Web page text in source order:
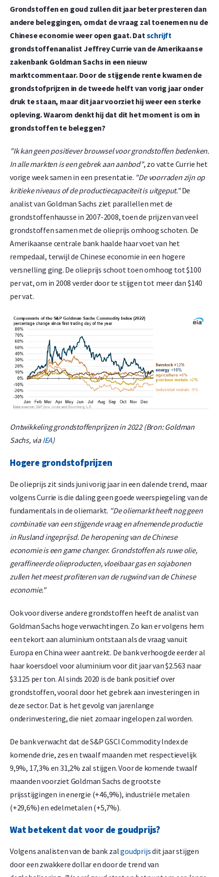
Grondstoffen en goud zullen dit jaar beter presteren dan
andere beleggingen, omdat de vraag zal toenemen nu de
Chinese economie weer open gaat. Datschrijft
grondstoffenanalist Jeffrey Currie van de Amerikaanse
zakenbank Goldman Sachs in een nieuw
marktcommentaar. Door de stijgende rente kwamen de
grondstofprijzen in de tweede helft van vorig jaar onder
druk te staan, maar dit jaar voorziet hij weer een sterke
opleving. Waarom denkt hij dat dit het moment is om in
grondstoffen te beleggen?
"Ik kan geen positiever brouwsel voor grondstoffen bedenken.
In alle markten is een gebrek aan aanbod", zo vatte Currie het
vorige week samen in een presentatie. "De voorraden zijn op
kritieke niveaus of de productiecapaciteit is uitgeput."De
analist van Goldman Sachs ziet parallellen met de
grondstoffenhausse in 2007-2008, toen de prijzen van veel
grondstoffen samen met de olieprijs omhoog schoten. De
Amerikaanse centrale bank haalde haar voet van het
rempedaal, terwijl de Chinese economie in een hogere
versnelling ging. De olieprijs schoot toen omhoog tot $100
per vat, om in 2008 verder door te stijgen tot meer dan $140
per vat.
Ontwikkeling grondstoffenprijzen in 2022 (Bron: Goldman
Sachs, viaIEA)
Hogere grondstofprijzen
De olieprijs zit sinds juni vorig jaar in een dalende trend, maar
volgens Currie is die daling geen goede weerspiegeling van de
fundamentals in de oliemarkt. "De oliemarkt heeft nog geen
combinatie van een stijgende vraag en afnemende productie
in Rusland ingeprijsd. De heropening van de Chinese
economie is een game changer. Grondstoffen als ruwe olie,
geraffineerde olieproducten, vloeibaar gas en sojabonen
zullen het meest profiteren van de rugwind van de Chinese
economie."
Ook voor diverse andere grondstoffen heeft de analist van
Goldman Sachs hoge verwachtingen. Zo kan er volgens hem
een tekort aan aluminium ontstaan als de vraag vanuit
Europa en China weer aantrekt. De bank verhoogde eerder al
haar koersdoel voor aluminium voor dit jaar van $2.563 naar
$3.125 per ton. Al sinds 2020 is de bank positief over
grondstoffen, vooral door het gebrek aan investeringen in
deze sector. Dat is het gevolg van jarenlange
onderinvestering, die niet zomaar ingelopen zal worden.
De bank verwacht dat de S&P GSCI Commodity Index de
komende drie, zes en twaalf maanden met respectievelijk
9,9%, 17,3% en 31,2% zal stijgen. Voor de komende twaalf
maanden voorziet Goldman Sachs de grootste
prijsstijgingen in energie (+46,9%), industriële metalen
(+29,6%) en edelmetalen (+5,7%).
Wat betekent dat voor de goudprijs?
Volgens analisten van de bank zalgoudprijsdit jaar stijgen
door een zwakkere dollar en door de trend van